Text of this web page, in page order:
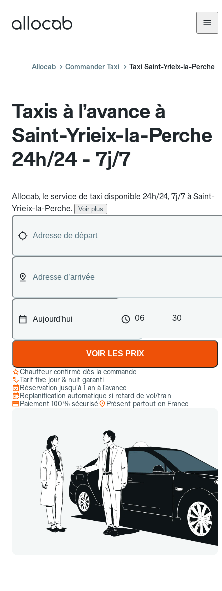
Allocab Commander Taxi Taxi Saint-Yrieix-la-Perche
Taxis à l’avance à
Saint-Yrieix-la-Perche
24h/24 - 7j/7
Allocab, le service de taxi disponible 24h/24, 7j/7 à Saint-
Yrieix-la-Perche.
Voir plus
06 30
VOIR LES PRIX
Chauffeur confirmé dès la commande
Tarif fixe jour & nuit garanti
Réservation jusqu’à 1 an à l’avance
Replanification automatique si retard de vol/train
Paiement 100 % sécurisé
Présent partout en France